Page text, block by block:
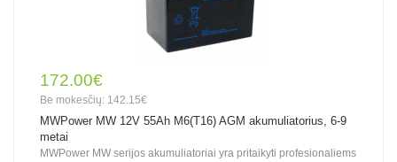
172.00€
Be mokesčių: 142.15€
MWPower MW 12V 55Ah M6(T16) AGM akumuliatorius, 6-9
metai
MWPower MW serijos akumuliatoriai yra pritaikyti profesionaliems